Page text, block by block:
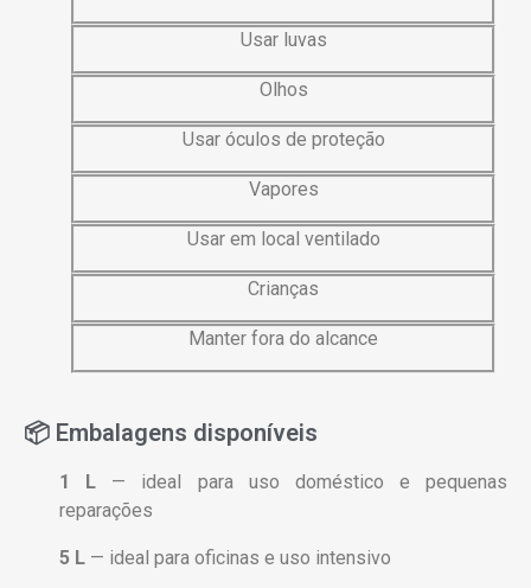
Usar luvas
Olhos
Usar óculos de proteção
Vapores
Usar em local ventilado
Crianças
Manter fora do alcance
📦 Embalagens disponíveis
1 L — ideal para uso doméstico e pequenas
reparações
5 L — ideal para oficinas e uso intensivo